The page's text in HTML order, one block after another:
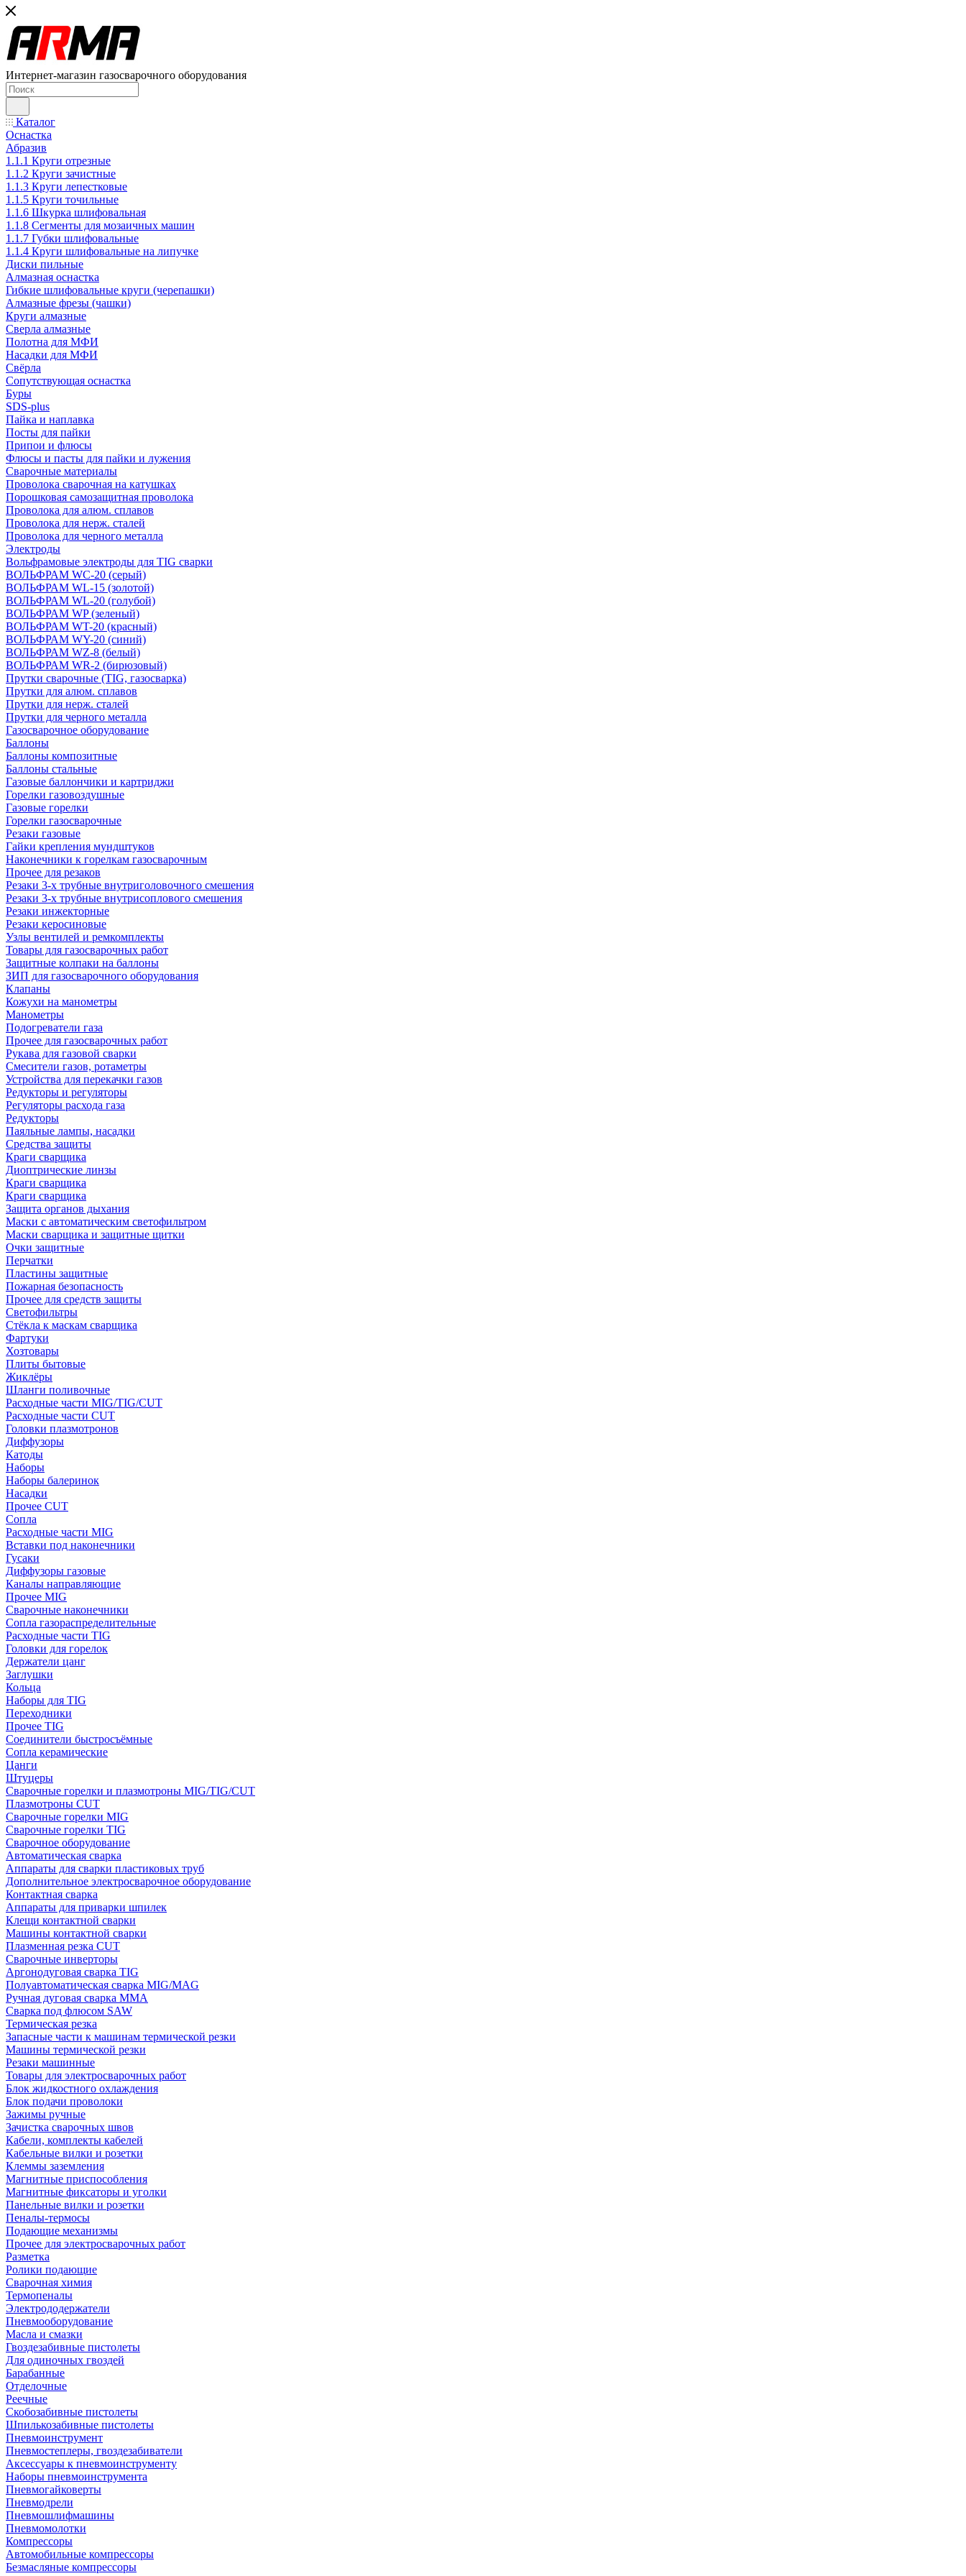
Интернет-магазин газосварочного оборудования
Каталог
Оснастка
Абразив
1.1.1 Круги отрезные
1.1.2 Круги зачистные
1.1.3 Круги лепестковые
1.1.5 Круги точильные
1.1.6 Шкурка шлифовальная
1.1.8 Сегменты для мозаичных машин
1.1.7 Губки шлифовальные
1.1.4 Круги шлифовальные на липучке
Диски пильные
Алмазная оснастка
Гибкие шлифовальные круги (черепашки)
Алмазные фрезы (чашки)
Круги алмазные
Сверла алмазные
Полотна для МФИ
Насадки для МФИ
Свёрла
Сопутствующая оснастка
Буры
SDS-plus
Пайка и наплавка
Посты для пайки
Припои и флюсы
Флюсы и пасты для пайки и лужения
Сварочные материалы
Проволока сварочная на катушках
Порошковая самозащитная проволока
Проволока для алюм. сплавов
Проволока для нерж. сталей
Проволока для черного металла
Электроды
Вольфрамовые электроды для TIG сварки
ВОЛЬФРАМ WC-20 (серый)
ВОЛЬФРАМ WL-15 (золотой)
ВОЛЬФРАМ WL-20 (голубой)
ВОЛЬФРАМ WP (зеленый)
ВОЛЬФРАМ WT-20 (красный)
ВОЛЬФРАМ WY-20 (синий)
ВОЛЬФРАМ WZ-8 (белый)
ВОЛЬФРАМ WR-2 (бирюзовый)
Прутки сварочные (TIG, газосварка)
Прутки для алюм. сплавов
Прутки для нерж. сталей
Прутки для черного металла
Газосварочное оборудование
Баллоны
Баллоны композитные
Баллоны стальные
Газовые баллончики и картриджи
Горелки газовоздушные
Газовые горелки
Горелки газосварочные
Резаки газовые
Гайки крепления мундштуков
Наконечники к горелкам газосварочным
Прочее для резаков
Резаки 3-х трубные внутриголовочного смешения
Резаки 3-х трубные внутрисоплового смешения
Резаки инжекторные
Резаки керосиновые
Узлы вентилей и ремкомплекты
Товары для газосварочных работ
Защитные колпаки на баллоны
ЗИП для газосварочного оборудования
Клапаны
Кожухи на манометры
Манометры
Подогреватели газа
Прочее для газосварочных работ
Рукава для газовой сварки
Смесители газов, ротаметры
Устройства для перекачки газов
Редукторы и регуляторы
Регуляторы расхода газа
Редукторы
Паяльные лампы, насадки
Средства защиты
Краги сварщика
Диоптрические линзы
Краги сварщика
Краги сварщика
Защита органов дыхания
Маски с автоматическим светофильтром
Маски сварщика и защитные щитки
Очки защитные
Перчатки
Пластины защитные
Пожарная безопасность
Прочее для средств защиты
Светофильтры
Стёкла к маскам сварщика
Фартуки
Хозтовары
Плиты бытовые
Жиклёры
Шланги поливочные
Расходные части MIG/TIG/CUT
Расходные части CUT
Головки плазмотронов
Диффузоры
Катоды
Наборы
Наборы балеринок
Насадки
Прочее CUT
Сопла
Расходные части MIG
Вставки под наконечники
Гусаки
Диффузоры газовые
Каналы направляющие
Прочее MIG
Сварочные наконечники
Сопла газораспределительные
Расходные части TIG
Головки для горелок
Держатели цанг
Заглушки
Кольца
Наборы для TIG
Переходники
Прочее TIG
Соединители быстросъёмные
Сопла керамические
Цанги
Штуцеры
Сварочные горелки и плазмотроны MIG/TIG/CUT
Плазмотроны CUT
Сварочные горелки MIG
Сварочные горелки TIG
Сварочное оборудование
Автоматическая сварка
Аппараты для сварки пластиковых труб
Дополнительное электросварочное оборудование
Контактная сварка
Аппараты для приварки шпилек
Клещи контактной сварки
Машины контактной сварки
Плазменная резка CUT
Сварочные инверторы
Аргонодуговая сварка TIG
Полуавтоматическая сварка MIG/MAG
Ручная дуговая сварка MMA
Сварка под флюсом SAW
Термическая резка
Запасные части к машинам термической резки
Машины термической резки
Резаки машинные
Товары для электросварочных работ
Блок жидкостного охлаждения
Блок подачи проволоки
Зажимы ручные
Зачистка сварочных швов
Кабели, комплекты кабелей
Кабельные вилки и розетки
Клеммы заземления
Магнитные приспособления
Магнитные фиксаторы и уголки
Панельные вилки и розетки
Пеналы-термосы
Подающие механизмы
Прочее для электросварочных работ
Разметка
Ролики подающие
Сварочная химия
Термопеналы
Электрододержатели
Пневмооборудование
Масла и смазки
Гвоздезабивные пистолеты
Для одиночных гвоздей
Барабанные
Отделочные
Реечные
Скобозабивные пистолеты
Шпилькозабивные пистолеты
Пневмоинструмент
Пневмостеплеры, гвоздезабиватели
Аксессуары к пневмоинструменту
Наборы пневмоинструмента
Пневмогайковерты
Пневмодрели
Пневмошлифмашины
Пневмомолотки
Компрессоры
Автомобильные компрессоры
Безмасляные компрессоры